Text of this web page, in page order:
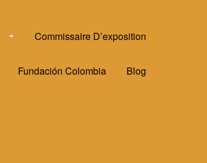
Commissaire D’exposition
Fundación Colombia Blog